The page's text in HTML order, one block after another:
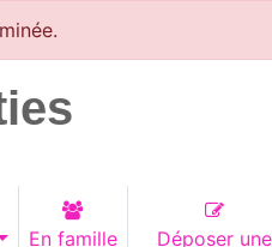
En famille
Déposer une